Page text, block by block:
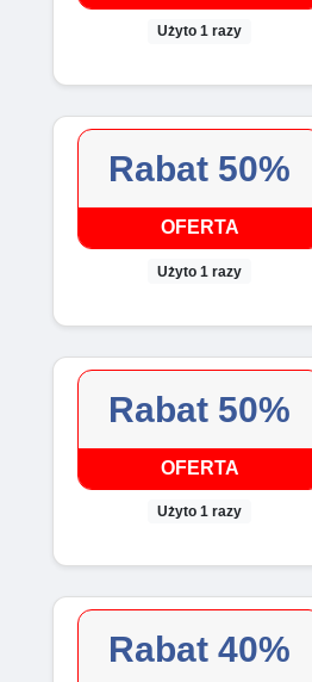
Użyto 1 razy
Rabat 50%
OFERTA
Użyto 1 razy
Rabat 50%
OFERTA
Użyto 1 razy
Rabat 40%